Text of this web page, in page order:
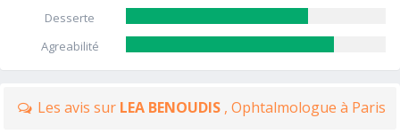
Desserte
Agreabilité
Les avis sur LEA BENOUDIS , Ophtalmologue à Paris